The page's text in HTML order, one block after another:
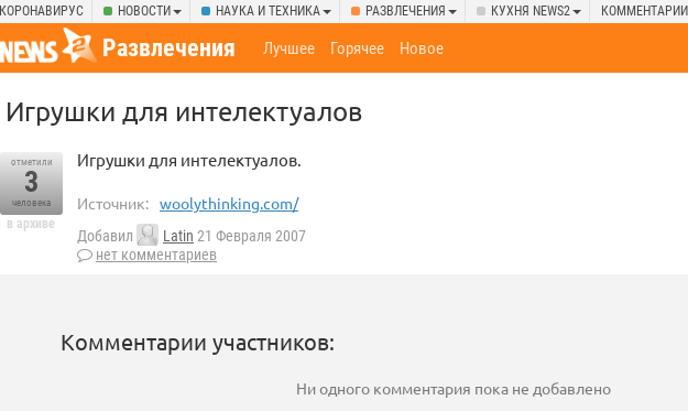
КОРОНАВИРУС НОВОСТИ НАУКА И ТЕХНИКА РАЗВЛЕЧЕНИЯ КУХНЯ NEWS2 КОММЕНТАРИИ
Развлечения Лучшее Горячее Новое
Игрушки для интелектуалов
отметили
3
человека
в архиве
Игрушки для интелектуалов.
Источник: woolythinking.com/
Добавил Latin 21 Февраля 2007
нет комментариев
Комментарии участников:
Ни одного комментария пока не добавлено